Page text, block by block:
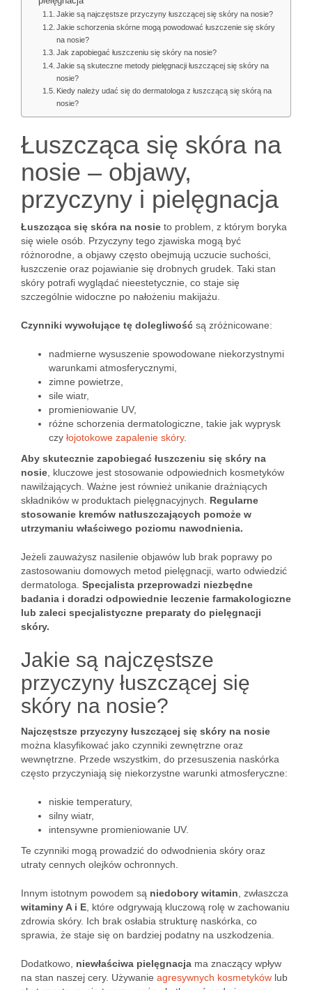
Jakie są najczęstsze przyczyny łuszczącej się skóry na nosie?
Jakie schorzenia skórne mogą powodować łuszczenie się skóry
na nosie?
Jak zapobiegać łuszczeniu się skóry na nosie?
Jakie są skuteczne metody pielęgnacji łuszczącej się skóry na
nosie?
Kiedy należy udać się do dermatologa z łuszczącą się skórą na
nosie?
Łuszcząca się skóra na
nosie – objawy,
przyczyny i pielęgnacja
Łuszcząca się skóra na nosie to problem, z którym boryka
się wiele osób. Przyczyny tego zjawiska mogą być
różnorodne, a objawy często obejmują uczucie suchości,
łuszczenie oraz pojawianie się drobnych grudek. Taki stan
skóry potrafi wyglądać nieestetycznie, co staje się
szczególnie widoczne po nałożeniu makijażu.
Czynniki wywołujące tę dolegliwość są zróżnicowane:
nadmierne wysuszenie spowodowane niekorzystnymi
warunkami atmosferycznymi,
zimne powietrze,
sile wiatr,
promieniowanie UV,
różne schorzenia dermatologiczne, takie jak wyprysk
czy łojotokowe zapalenie skóry.
Aby skutecznie zapobiegać łuszczeniu się skóry na
nosie , kluczowe jest stosowanie odpowiednich kosmetyków
nawilżających. Ważne jest również unikanie drażniących
składników w produktach pielęgnacyjnych. Regularne
stosowanie kremów natłuszczających pomoże w
utrzymaniu właściwego poziomu nawodnienia.
Jeżeli zauważysz nasilenie objawów lub brak poprawy po
zastosowaniu domowych metod pielęgnacji, warto odwiedzić
dermatologa. Specjalista przeprowadzi niezbędne
badania i doradzi odpowiednie leczenie farmakologiczne
lub zaleci specjalistyczne preparaty do pielęgnacji
skóry.
Jakie są najczęstsze
przyczyny łuszczącej się
skóry na nosie?
Najczęstsze przyczyny łuszczącej się skóry na nosie
można klasyfikować jako czynniki zewnętrzne oraz
wewnętrzne. Przede wszystkim, do przesuszenia naskórka
często przyczyniają się niekorzystne warunki atmosferyczne:
niskie temperatury,
silny wiatr,
intensywne promieniowanie UV.
Te czynniki mogą prowadzić do odwodnienia skóry oraz
utraty cennych olejków ochronnych.
Innym istotnym powodem są niedobory witamin , zwłaszcza
witaminy A i E , które odgrywają kluczową rolę w zachowaniu
zdrowia skóry. Ich brak osłabia strukturę naskórka, co
sprawia, że staje się on bardziej podatny na uszkodzenia.
Dodatkowo, niewłaściwa pielęgnacja ma znaczący wpływ
na stan naszej cery. Używanie agresywnych kosmetyków lub